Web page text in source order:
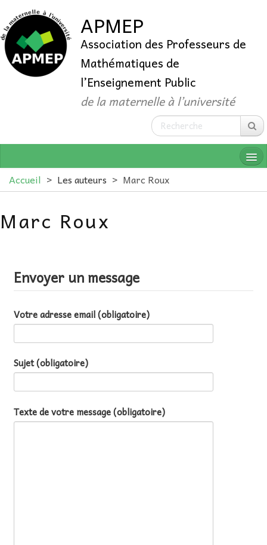
APMEP
Association des Professeurs de
Mathématiques de
l’Enseignement Public
de la maternelle à l’université
QUI SOMMES-NOUS ?
AU FIL DES MATHS
LIBRAIRIE
Accueil > Les auteurs > Marc Roux
Marc Roux
Envoyer un message
Votre adresse email (obligatoire)
Sujet (obligatoire)
Texte de votre message (obligatoire)